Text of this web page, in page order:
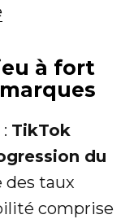
à fort
TikTok
du
des taux
comprise